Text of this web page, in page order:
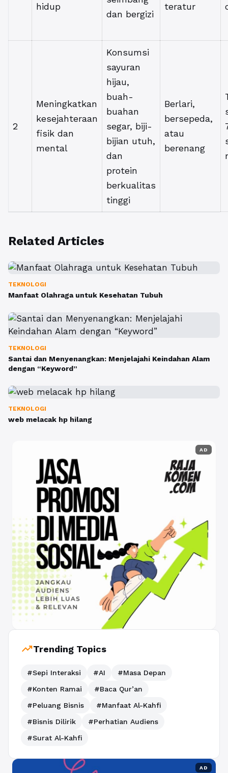
hidup
dan bergizi
teratur
2
Meningkatkan
kesejahteraan
fisik dan
mental
Konsumsi
sayuran
hijau,
buah-
buahan
segar, biji-
bijian utuh,
dan
protein
berkualitas
tinggi
Berlari,
bersepeda,
atau
berenang
Related Articles
TEKNOLOGI
Manfaat Olahraga untuk Kesehatan Tubuh
TEKNOLOGI
Santai dan Menyenangkan: Menjelajahi Keindahan Alam
dengan “Keyword”
TEKNOLOGI
web melacak hp hilang
AD
trending_upTrending Topics
#Sepi Interaksi #AI
#Masa Depan
#Konten Ramai
#Baca Qur’an
#Peluang Bisnis
#Manfaat Al-Kahfi
#Bisnis Dilirik
#Perhatian Audiens
#Surat Al-Kahfi
AD